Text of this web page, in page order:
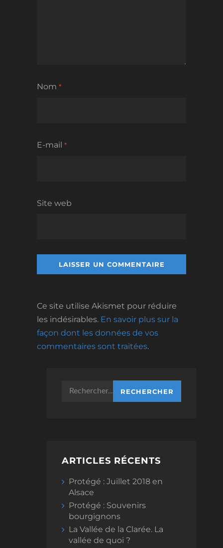
Nom *
E-mail *
Site web
Ce site utilise Akismet pour réduire
les indésirables. En savoir plus sur la
façon dont les données de vos
commentaires sont traitées.
Rechercher :
ARTICLES RÉCENTS
Protégé : Juillet 2018 en
Alsace
Protégé : Souvenirs
bourgignons
La Vallée de la Clarée. La
vallée de quoi ?